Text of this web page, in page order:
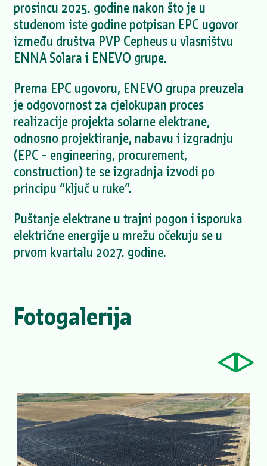
prosincu 2025. godine nakon što je u
studenom iste godine potpisan EPC ugovor
između društva PVP Cepheus u vlasništvu
ENNA Solara i ENEVO grupe.
Prema EPC ugovoru, ENEVO grupa preuzela
je odgovornost za cjelokupan proces
realizacije projekta solarne elektrane,
odnosno projektiranje, nabavu i izgradnju
(EPC – engineering, procurement,
construction) te se izgradnja izvodi po
principu “ključ u ruke”.
Puštanje elektrane u trajni pogon i isporuka
električne energije u mrežu očekuju se u
prvom kvartalu 2027. godine.
Fotogalerija